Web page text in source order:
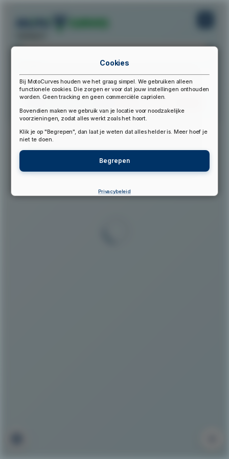
▲
Cookies
Bij MotoCurves houden we het graag simpel. We gebruiken alleen
functionele cookies. Die zorgen er voor dat jouw instellingen onthouden
worden. Geen tracking en geen commerciële capriolen.
Bovendien maken we gebruik van je locatie voor noodzakelijke
voorzieningen, zodat alles werkt zoals het hoort.
Klik je op "Begrepen", dan laat je weten dat alles helder is. Meer hoef je
niet te doen.
Begrepen
Privacybeleid